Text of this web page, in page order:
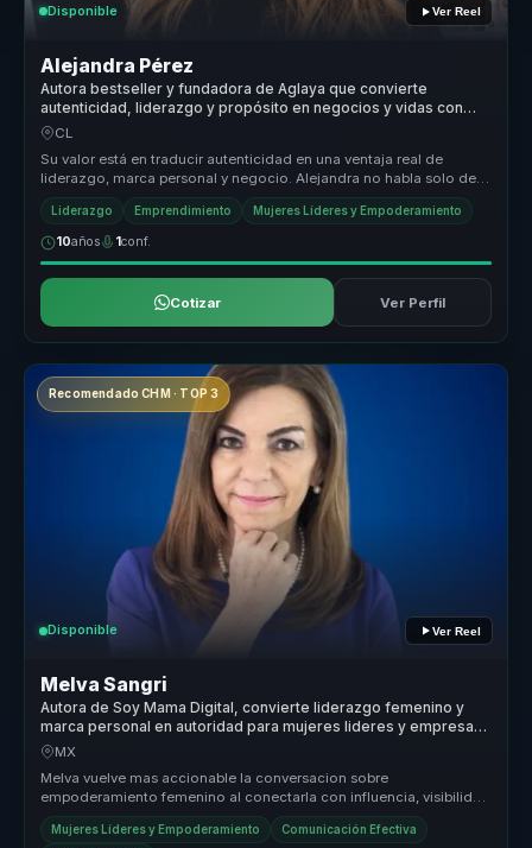
Disponible Ver Reel
Alejandra Pérez
Autora bestseller y fundadora de Aglaya que convierte
autenticidad, liderazgo y propósito en negocios y vidas con
sentido.
CL
Su valor está en traducir autenticidad en una ventaja real de
liderazgo, marca personal y negocio. Alejandra no habla solo de
inspiración...
Liderazgo Emprendimiento Mujeres Líderes y Empoderamiento
10años 1conf.
Cotizar Ver Perfil
Recomendado CHM · TOP 3
Disponible Ver Reel
Melva Sangri
Autora de Soy Mama Digital, convierte liderazgo femenino y
marca personal en autoridad para mujeres lideres y empresas
globales.
MX
Melva vuelve mas accionable la conversacion sobre
empoderamiento femenino al conectarla con influencia, visibilidad
y capacidad real de d...
Mujeres Líderes y Empoderamiento Comunicación Efectiva